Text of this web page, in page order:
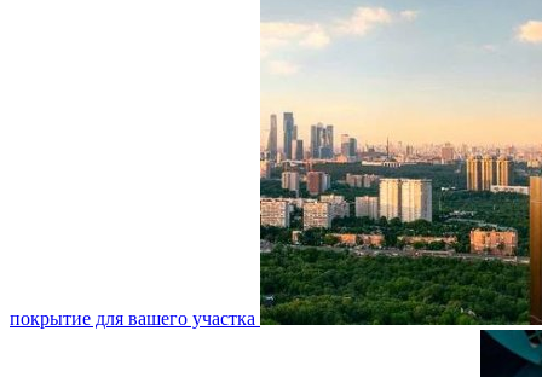
покрытие для вашего участка